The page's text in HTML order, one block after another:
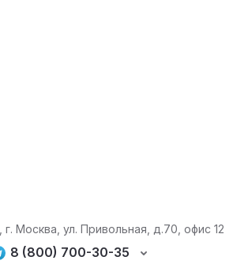
г. Москва, ул. Привольная, д.70, офис 12
8 (800) 700-30-35